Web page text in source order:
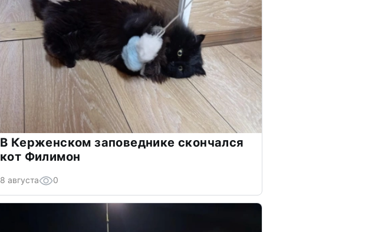
В Керженском заповеднике скончался
кот Филимон
8 августа 0